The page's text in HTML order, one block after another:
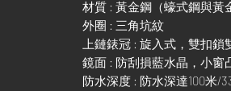
材質 : 黃金鋼（蠔式鋼與黃
外圈 : 三角坑紋
上鏈錶冠 : 旋入式，雙扣鎖
鏡面 : 防刮損藍水晶，小窗
防水深度 : 防水深達100米/